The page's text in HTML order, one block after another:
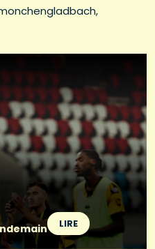
LIRE